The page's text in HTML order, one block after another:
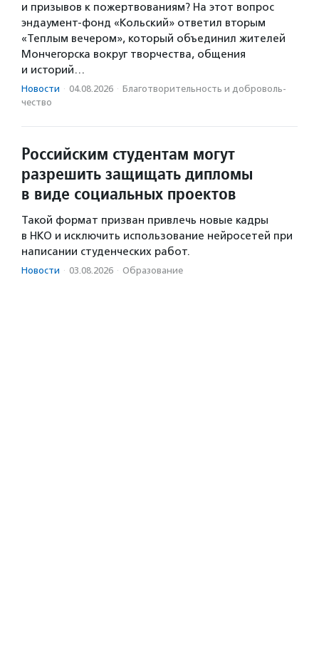
и призывов к пожертвованиям? На этот вопрос
эндаумент-фонд «Кольский» ответил вторым
«Теплым вечером», который объединил жителей
Мончегорска вокруг творчества, общения
и историй…
Новости · 04.08.2026 · Благотвори­тель­ность и доброволь­
чест­во
Российским студентам могут
разрешить защищать дипломы
в виде социальных проектов
Такой формат призван привлечь новые кадры
в НКО и исключить использование нейросетей при
написании студенческих работ.
Новости · 03.08.2026 · Образование